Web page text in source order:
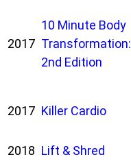
2017
10 Minute Body
Transformation:
2nd Edition
2017 Killer Cardio
2018 Lift & Shred